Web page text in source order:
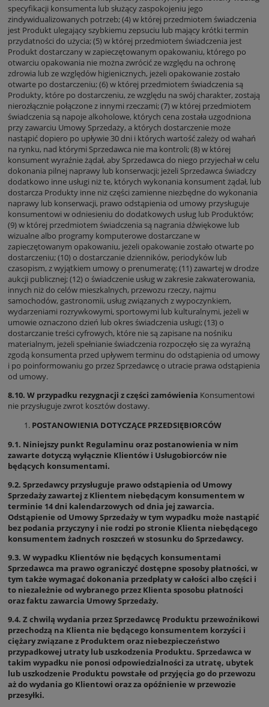
specyfikacji konsumenta lub służący zaspokojeniu jego
zindywidualizowanych potrzeb; (4) w której przedmiotem świadczenia
jest Produkt ulegający szybkiemu zepsuciu lub mający krótki termin
przydatności do użycia; (5) w której przedmiotem świadczenia jest
Produkt dostarczany w zapieczętowanym opakowaniu, którego po
otwarciu opakowania nie można zwrócić ze względu na ochronę
zdrowia lub ze względów higienicznych, jeżeli opakowanie zostało
otwarte po dostarczeniu; (6) w której przedmiotem świadczenia są
Produkty, które po dostarczeniu, ze względu na swój charakter, zostają
nierozłącznie połączone z innymi rzeczami; (7) w której przedmiotem
świadczenia są napoje alkoholowe, których cena została uzgodniona
przy zawarciu Umowy Sprzedaży, a których dostarczenie może
nastąpić dopiero po upływie 30 dni i których wartość zależy od wahań
na rynku, nad którymi Sprzedawca nie ma kontroli; (8) w której
konsument wyraźnie żądał, aby Sprzedawca do niego przyjechał w celu
dokonania pilnej naprawy lub konserwacji; jeżeli Sprzedawca świadczy
dodatkowo inne usługi niż te, których wykonania konsument żądał, lub
dostarcza Produkty inne niż części zamienne niezbędne do wykonania
naprawy lub konserwacji, prawo odstąpienia od umowy przysługuje
konsumentowi w odniesieniu do dodatkowych usług lub Produktów;
(9) w której przedmiotem świadczenia są nagrania dźwiękowe lub
wizualne albo programy komputerowe dostarczane w
zapieczętowanym opakowaniu, jeżeli opakowanie zostało otwarte po
dostarczeniu; (10) o dostarczanie dzienników, periodyków lub
czasopism, z wyjątkiem umowy o prenumeratę; (11) zawartej w drodze
aukcji publicznej; (12) o świadczenie usług w zakresie zakwaterowania,
innych niż do celów mieszkalnych, przewozu rzeczy, najmu
samochodów, gastronomii, usług związanych z wypoczynkiem,
wydarzeniami rozrywkowymi, sportowymi lub kulturalnymi, jeżeli w
umowie oznaczono dzień lub okres świadczenia usługi; (13) o
dostarczanie treści cyfrowych, które nie są zapisane na nośniku
materialnym, jeżeli spełnianie świadczenia rozpoczęło się za wyraźną
zgodą konsumenta przed upływem terminu do odstąpienia od umowy
i po poinformowaniu go przez Sprzedawcę o utracie prawa odstąpienia
od umowy.
8.10. W przypadku rezygnacji z części zamówienia Konsumentowi
nie przysługuje zwrot kosztów dostawy.
POSTANOWIENIA DOTYCZĄCE PRZEDSIĘBIORCÓW
9.1. Niniejszy punkt Regulaminu oraz postanowienia w nim
zawarte dotyczą wyłącznie Klientów i Usługobiorców nie
będących konsumentami.
9.2. Sprzedawcy przysługuje prawo odstąpienia od Umowy
Sprzedaży zawartej z Klientem niebędącym konsumentem w
terminie 14 dni kalendarzowych od dnia jej zawarcia.
Odstąpienie od Umowy Sprzedaży w tym wypadku może nastąpić
bez podania przyczyny i nie rodzi po stronie Klienta niebędącego
konsumentem żadnych roszczeń w stosunku do Sprzedawcy.
9.3. W wypadku Klientów nie będących konsumentami
Sprzedawca ma prawo ograniczyć dostępne sposoby płatności, w
tym także wymagać dokonania przedpłaty w całości albo części i
to niezależnie od wybranego przez Klienta sposobu płatności
oraz faktu zawarcia Umowy Sprzedaży.
9.4. Z chwilą wydania przez Sprzedawcę Produktu przewoźnikowi
przechodzą na Klienta nie będącego konsumentem korzyści i
ciężary związane z Produktem oraz niebezpieczeństwo
przypadkowej utraty lub uszkodzenia Produktu. Sprzedawca w
takim wypadku nie ponosi odpowiedzialności za utratę, ubytek
lub uszkodzenie Produktu powstałe od przyjęcia go do przewozu
aż do wydania go Klientowi oraz za opóźnienie w przewozie
przesyłki.